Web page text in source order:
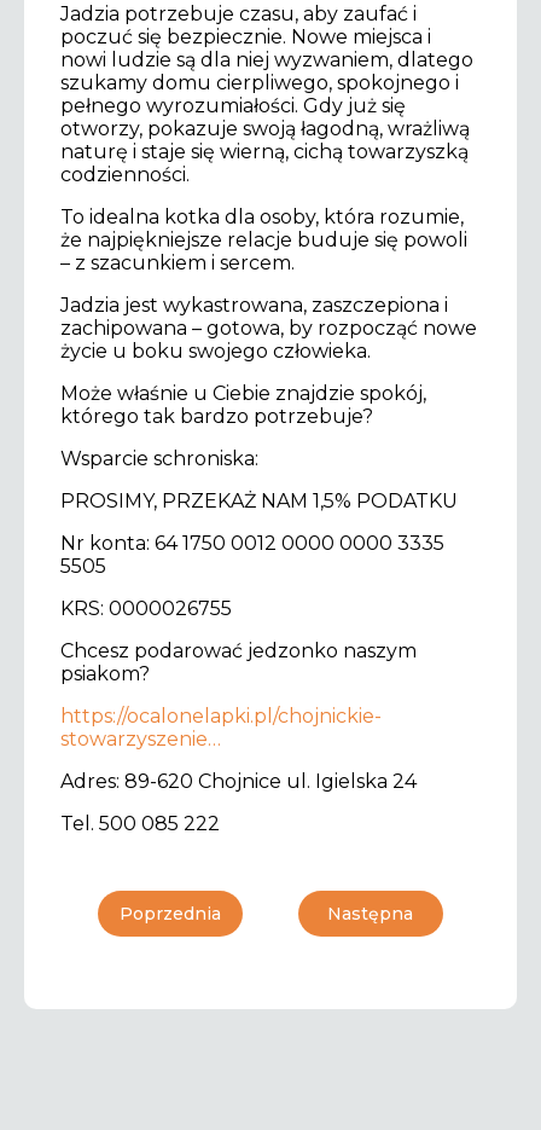
Jadzia potrzebuje czasu, aby zaufać i
poczuć się bezpiecznie. Nowe miejsca i
nowi ludzie są dla niej wyzwaniem, dlatego
szukamy domu cierpliwego, spokojnego i
pełnego wyrozumiałości. Gdy już się
otworzy, pokazuje swoją łagodną, wrażliwą
naturę i staje się wierną, cichą towarzyszką
codzienności.
To idealna kotka dla osoby, która rozumie,
że najpiękniejsze relacje buduje się powoli
– z szacunkiem i sercem.
Jadzia jest wykastrowana, zaszczepiona i
zachipowana – gotowa, by rozpocząć nowe
życie u boku swojego człowieka.
Może właśnie u Ciebie znajdzie spokój,
którego tak bardzo potrzebuje?
Wsparcie schroniska:
PROSIMY, PRZEKAŻ NAM 1,5% PODATKU
Nr konta: 64 1750 0012 0000 0000 3335
5505
KRS: 0000026755
Chcesz podarować jedzonko naszym
psiakom?
https://ocalonelapki.pl/chojnickie-
stowarzyszenie…
Adres: 89-620 Chojnice ul. Igielska 24
Tel. 500 085 222
Poprzednia Następna